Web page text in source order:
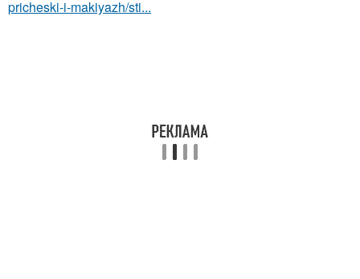
pricheski-i-makiyazh/sti...